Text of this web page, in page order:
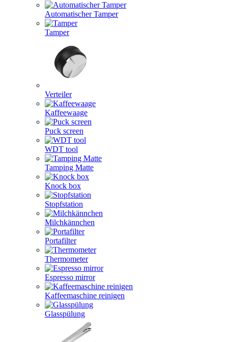
Automatischer Tamper
Tamper
Verteiler
Kaffeewaage
Puck screen
WDT tool
Tamping Matte
Knock box
Stopfstation
Milchkännchen
Portafilter
Thermometer
Espresso mirror
Kaffeemaschine reinigen
Glasspülung